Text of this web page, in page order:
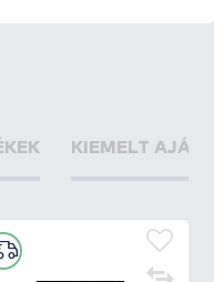
KIEMELT